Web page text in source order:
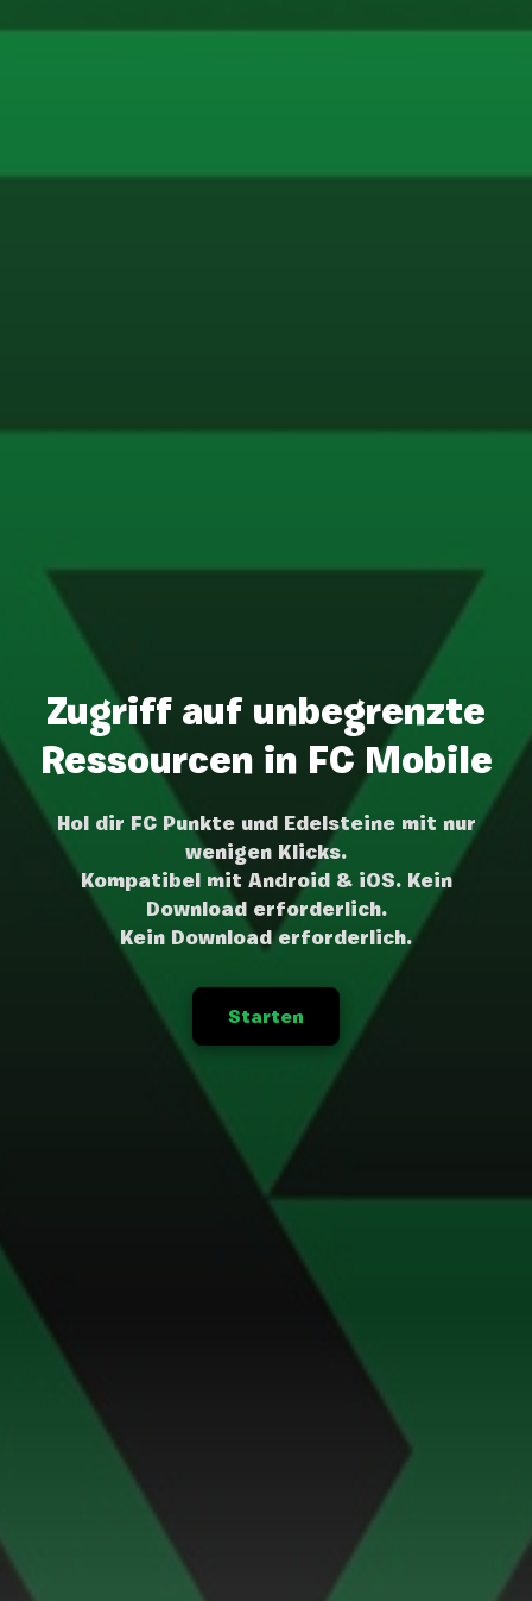
Zugriff auf unbegrenzte
Ressourcen in FC Mobile
Hol dir FC Punkte und Edelsteine mit nur
wenigen Klicks.
Kompatibel mit Android & iOS. Kein
Download erforderlich.
Kein Download erforderlich.
Starten